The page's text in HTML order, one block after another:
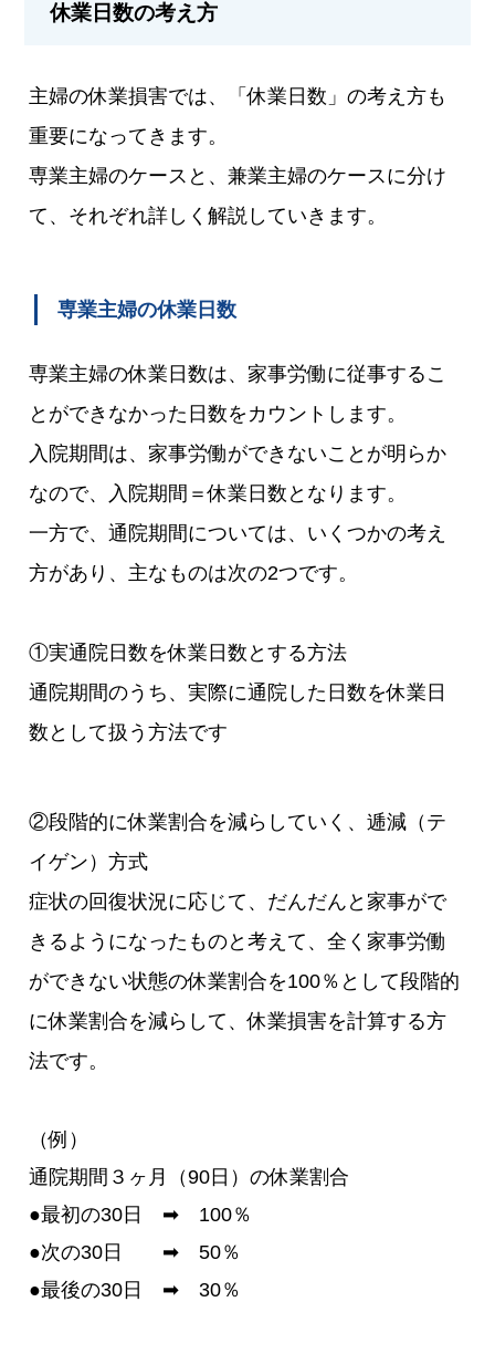
休業日数の考え方
主婦の休業損害では、「休業日数」の考え方も
重要になってきます。
専業主婦のケースと、兼業主婦のケースに分け
て、それぞれ詳しく解説していきます。
専業主婦の休業日数
専業主婦の休業日数は、家事労働に従事するこ
とができなかった日数をカウントします。
入院期間は、家事労働ができないことが明らか
なので、入院期間＝休業日数となります。
一方で、通院期間については、いくつかの考え
方があり、主なものは次の2つです。
①実通院日数を休業日数とする方法
通院期間のうち、実際に通院した日数を休業日
数として扱う方法です
②段階的に休業割合を減らしていく、逓減（テ
イゲン）方式
症状の回復状況に応じて、だんだんと家事がで
きるようになったものと考えて、全く家事労働
ができない状態の休業割合を100％として段階的
に休業割合を減らして、休業損害を計算する方
法です。
（例）
通院期間３ヶ月（90日）の休業割合
●最初の30日 ➡ 100％
●次の30日 ➡ 50％
●最後の30日 ➡ 30％